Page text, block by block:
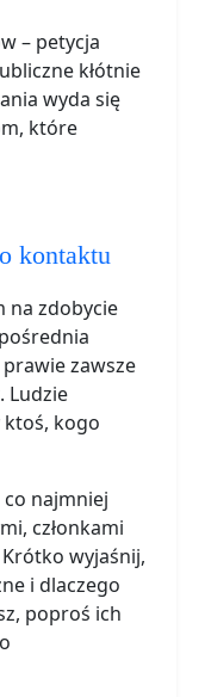
– petycja
kłótnie
wyda się
które
kontaktu
na zdobycie
zawsze
Ludzie
ktoś, kogo
najmniej
członkami
wyjaśnij,
i dlaczego
poproś ich